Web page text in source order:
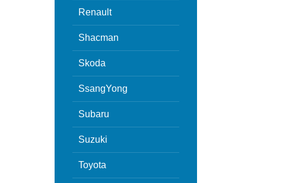
Renault
Shacman
Skoda
SsangYong
Subaru
Suzuki
Toyota